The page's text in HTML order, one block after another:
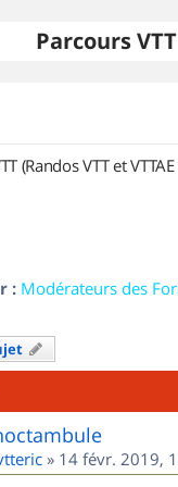
Parcours VTT
(Randos VTT et
: Modérateurs des
» 14 févr. 2019,